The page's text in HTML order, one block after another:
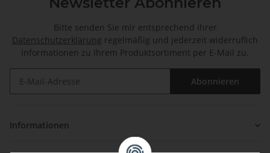
Bitte senden Sie mir entsprechend Ihrer
Datenschutzerklärung regelmäßig und jederzeit widerruflich
Informationen zu Ihrem Produktsortiment per E-Mail zu.
Abonnieren
Informationen